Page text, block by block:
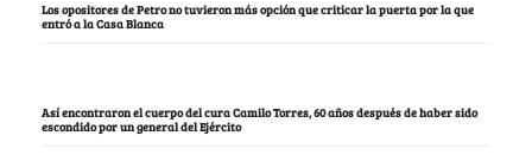
Los opositores de Petro no tuvieron más opción que criticar la puerta por la que
entró a la Casa Blanca
Así encontraron el cuerpo del cura Camilo Torres, 60 años después de haber sido
escondido por un general del Ejército